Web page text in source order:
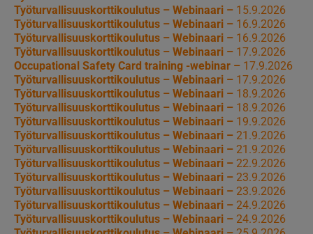
Työturvallisuuskorttikoulutus – Webinaari – 15.9.2026
Työturvallisuuskorttikoulutus – Webinaari – 16.9.2026
Työturvallisuuskorttikoulutus – Webinaari – 16.9.2026
Työturvallisuuskorttikoulutus – Webinaari – 17.9.2026
Occupational Safety Card training -webinar – 17.9.2026
Työturvallisuuskorttikoulutus – Webinaari – 17.9.2026
Työturvallisuuskorttikoulutus – Webinaari – 18.9.2026
Työturvallisuuskorttikoulutus – Webinaari – 18.9.2026
Työturvallisuuskorttikoulutus – Webinaari – 19.9.2026
Työturvallisuuskorttikoulutus – Webinaari – 21.9.2026
Työturvallisuuskorttikoulutus – Webinaari – 21.9.2026
Työturvallisuuskorttikoulutus – Webinaari – 22.9.2026
Työturvallisuuskorttikoulutus – Webinaari – 23.9.2026
Työturvallisuuskorttikoulutus – Webinaari – 23.9.2026
Työturvallisuuskorttikoulutus – Webinaari – 24.9.2026
Työturvallisuuskorttikoulutus – Webinaari – 24.9.2026